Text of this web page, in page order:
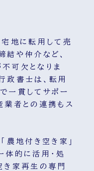
地に転用して売
結や仲介など、
可欠となりま
政書士は、転用
一貫してサポー
業者との連携もス
「農地付き空き家」
体的に活用・処
き家再生の専門